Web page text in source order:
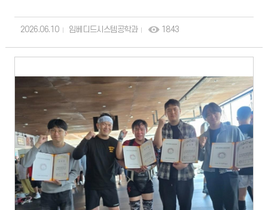
산업현장의 문제를 로봇 기술로 해결한 종합 프로젝트였다 며
전공의 경계를 넘어 협력한 학생들이 세계 정상에 오른 것은
인천대학교 융합교육의 중요한 성과 라고 말했다. 인천대학교의
우수한 로봇 AI 기술, 제조현장 공항 항만으로이번 우승은
있는 실전형 인재양성 역량을 세계무대에서 입증한 대표
성과이다. 이를 통해 인천대학교는 실전형 인재양성 체계
고도화의 계기로 삼는다는 계획이다. 로보컵에서 검증된 자율주행
비전 제어 시스템 통합 기술을 Physical AI 핵심역량으로
발전시켜, 제조현장의 AI팩토리와 공항 항만 물류 분야의 AI 로봇
자동화에 적용해 나갈 방침이다.또한 기업수요 기반 교육과정,
산학연계 프로젝트, 지역 로봇기업 공동연구, 현장실습 인턴십
채용연계를 통합한 실전형 교육체계를 구축해 산업현장이
요구하는 로봇 AI 인재를 체계적으로 양성한다는 구상이다.이러한
구상은 인천의 로봇산업 인프라 확충과도 맞물린다. 인천
2026.06.10 임베디드시스템공학과 1843